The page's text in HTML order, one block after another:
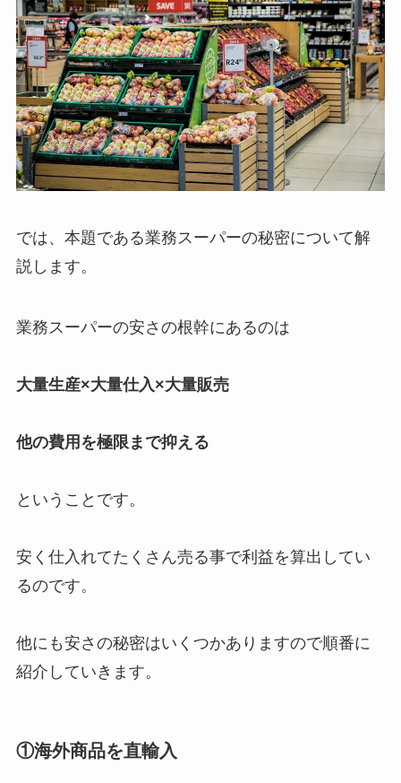
では、本題である業務スーパーの秘密について解
説します。
業務スーパーの安さの根幹にあるのは
大量生産×大量仕入×大量販売
他の費用を極限まで抑える
ということです。
安く仕入れてたくさん売る事で利益を算出してい
るのです。
他にも安さの秘密はいくつかありますので順番に
紹介していきます。
①海外商品を直輸入